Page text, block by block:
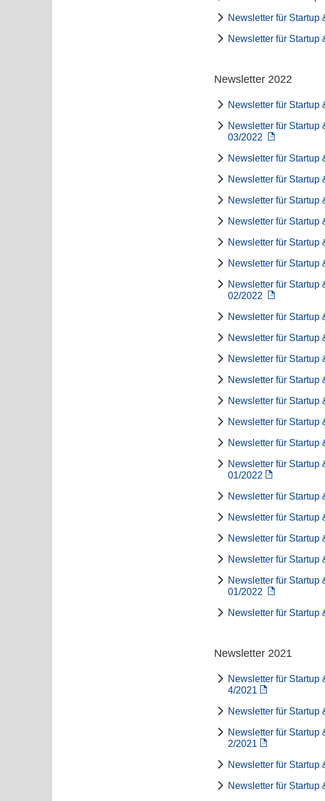
Newsletter für Startup
Newsletter für Startup
Newsletter 2022
Newsletter für Startup
Newsletter für Startup
03/2022
Newsletter für Startup
Newsletter für Startup
Newsletter für Startup
Newsletter für Startup
Newsletter für Startup
Newsletter für Startup
Newsletter für Startup
02/2022
Newsletter für Startup
Newsletter für Startup
Newsletter für Startup
Newsletter für Startup
Newsletter für Startup
Newsletter für Startup
Newsletter für Startup
Newsletter für Startup
01/2022
Newsletter für Startup
Newsletter für Startup
Newsletter für Startup
Newsletter für Startup
Newsletter für Startup
01/2022
Newsletter für Startup
Newsletter 2021
Newsletter für Startup
4/2021
Newsletter für Startup
Newsletter für Startup
2/2021
Newsletter für Startup
Newsletter für Startup